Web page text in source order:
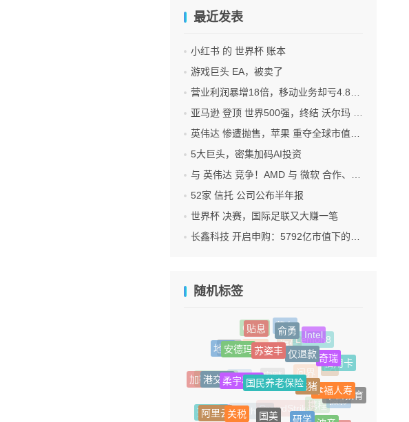
最近发表
小红书 的 世界杯 账本
游戏巨头 EA，被卖了
营业利润暴增18倍，移动业务却亏4.85亿美元：三星 AI红利的另一面
亚马逊 登顶 世界500强，终结 沃尔玛 连续12年领跑纪录
英伟达 惨遭抛售，苹果 重夺全球市值第一，释放什么信号？
5大巨头，密集加码AI投资
与 英伟达 竞争！AMD 与 微软 合作、将交付机架级系统Helios
52家 信托 公司公布半年报
世界杯 决赛，国际足联又大赚一笔
长鑫科技 开启申购：5792亿市值下的一场资本狂欢
随机标签
茅台
Circle
贴息 俞勇
Intel
Lemon8
海信
FIFA
闪迪
地产
安德玛苏姿丰 仅退款
奇瑞
信用卡
EA
问界
安踏
寺库
立讯科技
加密货币
港交所柔宇科技国民养老保险飞猪
幸福人寿
中公教育
摄影
携程
预制菜
阿里云关税 国美
研学
波音